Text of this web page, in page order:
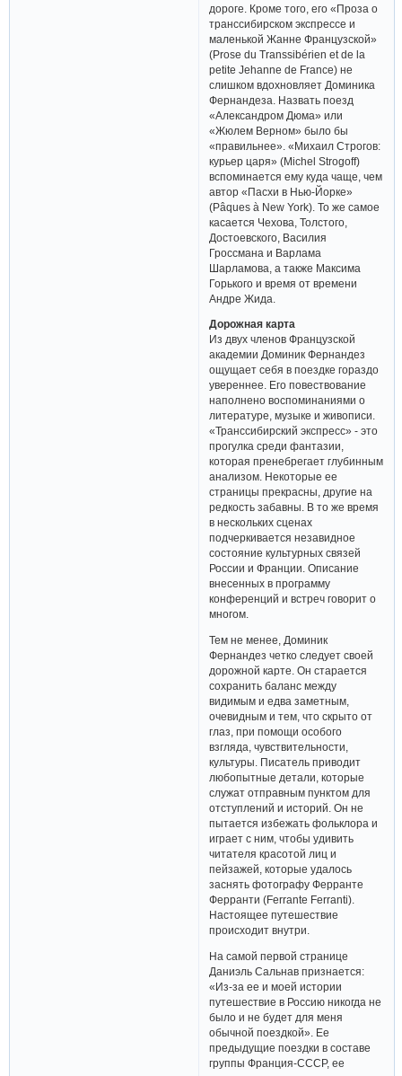
дороге. Кроме того, его «Проза о
транссибирском экспрессе и
маленькой Жанне Французской»
(Prose du Transsibérien et de la
petite Jehanne de France) не
слишком вдохновляет Доминика
Фернандеза. Назвать поезд
«Александром Дюма» или
«Жюлем Верном» было бы
«правильнее». «Михаил Строгов:
курьер царя» (Michel Strogoff)
вспоминается ему куда чаще, чем
автор «Пасхи в Нью-Йорке»
(Pâques à New York). То же самое
касается Чехова, Толстого,
Достоевского, Василия
Гроссмана и Варлама
Шарламова, а также Максима
Горького и время от времени
Андре Жида.
Дорожная карта
Из двух членов Французской
академии Доминик Фернандез
ощущает себя в поездке гораздо
увереннее. Его повествование
наполнено воспоминаниями о
литературе, музыке и живописи.
«Транссибирский экспресс» - это
прогулка среди фантазии,
которая пренебрегает глубинным
анализом. Некоторые ее
страницы прекрасны, другие на
редкость забавны. В то же время
в нескольких сценах
подчеркивается незавидное
состояние культурных связей
России и Франции. Описание
внесенных в программу
конференций и встреч говорит о
многом.
Тем не менее, Доминик
Фернандез четко следует своей
дорожной карте. Он старается
сохранить баланс между
видимым и едва заметным,
очевидным и тем, что скрыто от
глаз, при помощи особого
взгляда, чувствительности,
культуры. Писатель приводит
любопытные детали, которые
служат отправным пунктом для
отступлений и историй. Он не
пытается избежать фольклора и
играет с ним, чтобы удивить
читателя красотой лиц и
пейзажей, которые удалось
заснять фотографу Ферранте
Ферранти (Ferrante Ferranti).
Настоящее путешествие
происходит внутри.
На самой первой странице
Даниэль Сальнав признается:
«Из-за ее и моей истории
путешествие в Россию никогда не
было и не будет для меня
обычной поездкой». Ее
предыдущие поездки в составе
группы Франция-СССР, ее